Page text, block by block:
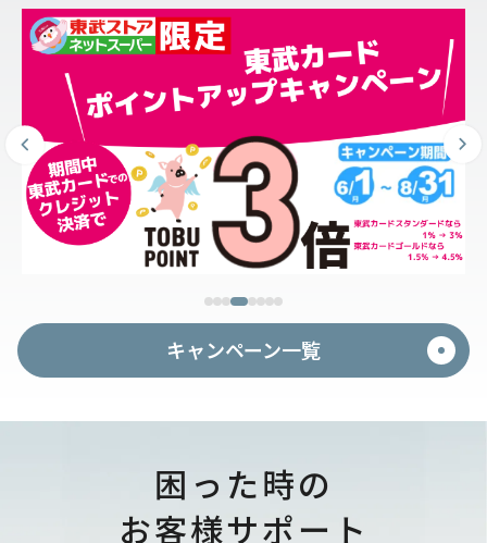
キャンペーン一覧
困った時の
お客様サポート